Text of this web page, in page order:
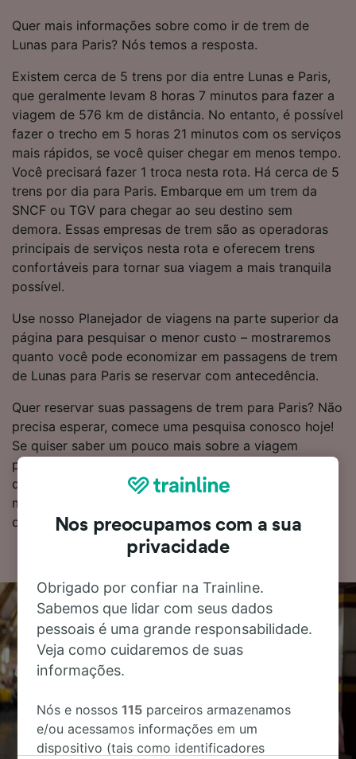
Quer mais informações sobre como ir de trem de
Lunas para Paris? Nós temos a resposta.
Existem cerca de 5 trens por dia entre Lunas e Paris,
que geralmente levam 8 horas 7 minutos para fazer a
viagem de 576 km de distância. No entanto, é possível
fazer o trecho em 5 horas 21 minutos com os serviços
mais rápidos, se você quiser chegar em menos tempo.
Você precisará fazer 1 troca nesta rota. Há cerca de 5
trens por dia para Paris. Embarque em um trem da
SNCF ou TGV para chegar ao seu destino sem
demora. Essas empresas de trem são as operadoras
principais de serviços nesta rota e oferecem trens
confortáveis para tornar sua viagem a mais tranquila
possível.
Use nosso Planejador de viagens na parte superior da
página para pesquisar o menor custo – mostraremos
quanto você pode economizar em passagens de trem
de Lunas para Paris se reservar com antecedência.
Quer reservar suas passagens de trem para Paris? Não
precisa esperar, comece uma pesquisa conosco hoje!
Se quiser saber um pouco mais sobre a viagem
primeiro, você pode encontrar a tabela de horários
dos trens abaixo, dicas para reservar bilhetes pelo
menor custo e nossas perguntas frequentes, incluindo
os horários do primeiro e do último trem.
Nos preocupamos com a sua
privacidade
Obrigado por confiar na Trainline.
Sabemos que lidar com seus dados
pessoais é uma grande responsabilidade.
Veja como cuidaremos de suas
informações.
Nós e nossos115 parceiros armazenamos
e/ou acessamos informações em um
dispositivo (tais como identificadores